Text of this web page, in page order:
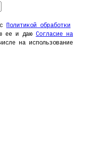
Политикой обработки
ее и даю Согласие на
на использование